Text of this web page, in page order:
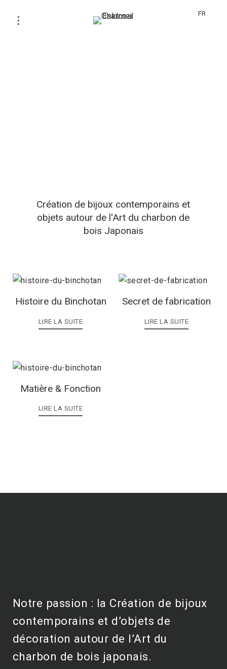
FR
Création de bijoux contemporains et
objets autour de l'Art du charbon de
bois Japonais
Histoire du Binchotan
LIRE LA SUITE
Secret de fabrication
LIRE LA SUITE
Matière & Fonction
LIRE LA SUITE
Notre passion : la Création de bijoux
contemporains et d’objets de
décoration autour de l’Art du
charbon de bois japonais.